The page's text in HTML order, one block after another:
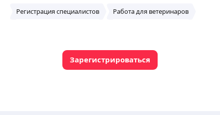
Регистрация специалистов Работа для ветеринаров
Зарегистрироваться